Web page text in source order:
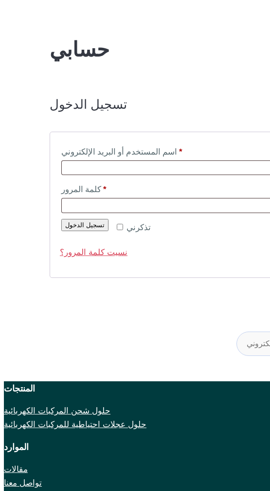
حسابي
تسجيل الدخول
*مطلوب
*مطلوب
تذكرني تسجيل الدخول
نسيت كلمة المرور؟
المنتجات
حلول شحن المركبات الكهربائية
حلول عجلات احتياطية للمركبات الكهربائية
الموارد
مقالات
تواصل معنا